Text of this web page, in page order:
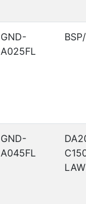
GND-
A025FL
GND-
A045FL
LAW